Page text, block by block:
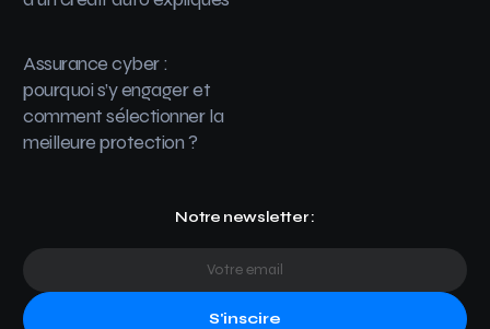
Assurance cyber :
pourquoi s’y engager et
comment sélectionner la
meilleure protection ?
Notre newsletter :
S'inscire